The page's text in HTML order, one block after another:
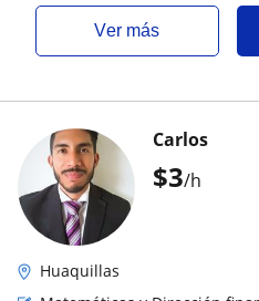
ver más
$3/h
Carlos
Huaquillas